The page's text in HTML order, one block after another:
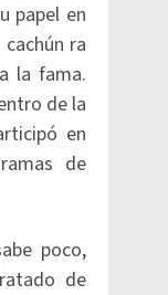
papel en
ra
la fama.
de la
en
de
poco,
de